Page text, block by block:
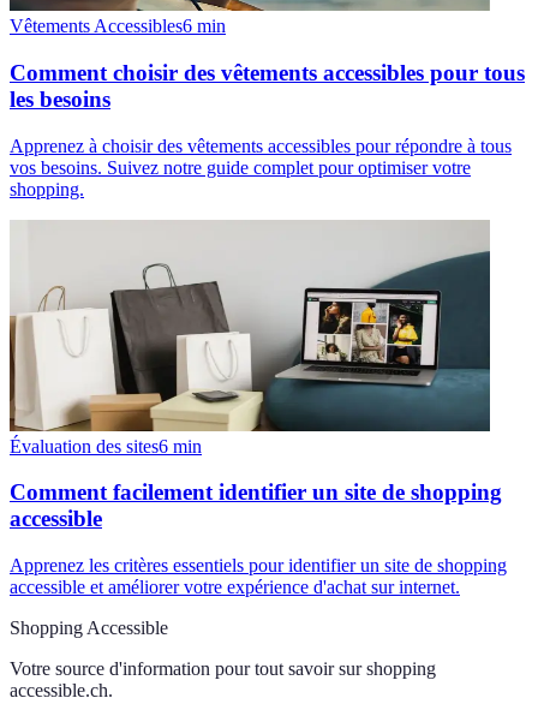
Vêtements Accessibles6 min
Comment choisir des vêtements accessibles pour tous
les besoins
Apprenez à choisir des vêtements accessibles pour répondre à tous
vos besoins. Suivez notre guide complet pour optimiser votre
shopping.
Évaluation des sites6 min
Comment facilement identifier un site de shopping
accessible
Apprenez les critères essentiels pour identifier un site de shopping
accessible et améliorer votre expérience d'achat sur internet.
Shopping Accessible
Votre source d'information pour tout savoir sur shopping
accessible.ch.